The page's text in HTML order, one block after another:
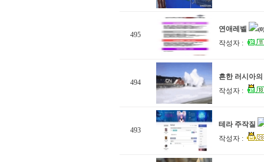
495
연애레벨 (0)
작성자 :
494
흔한 러시아
작성자 :
493
테라 주작질
작성자 :